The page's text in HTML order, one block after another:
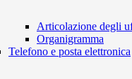
Articolazione degli
Organigramma
Telefono e posta elettronica